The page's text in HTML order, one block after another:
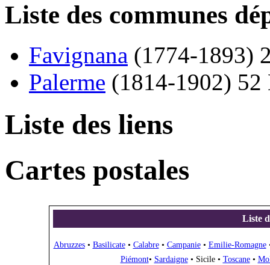
Liste des communes
Favignana (1774-1893)
Palerme (1814-1902) 52
Liste des liens
Cartes postales
Liste
Abruzzes• Basilicate• Calabre• Campanie• Emilie-Romagne
Piémont• Sardaigne• Sicile• Toscane•